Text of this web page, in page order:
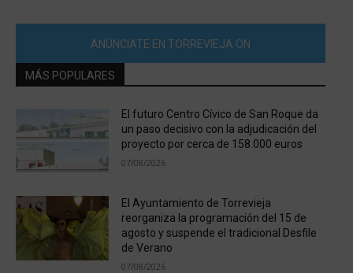
ANÚNCIATE EN TORREVIEJA ON
MÁS POPULARES
El futuro Centro Cívico de San Roque da
un paso decisivo con la adjudicación del
proyecto por cerca de 158.000 euros
07/08/2026
El Ayuntamiento de Torrevieja
reorganiza la programación del 15 de
agosto y suspende el tradicional Desfile
de Verano
07/08/2026